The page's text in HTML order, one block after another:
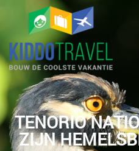
TENORIO
ZIJN